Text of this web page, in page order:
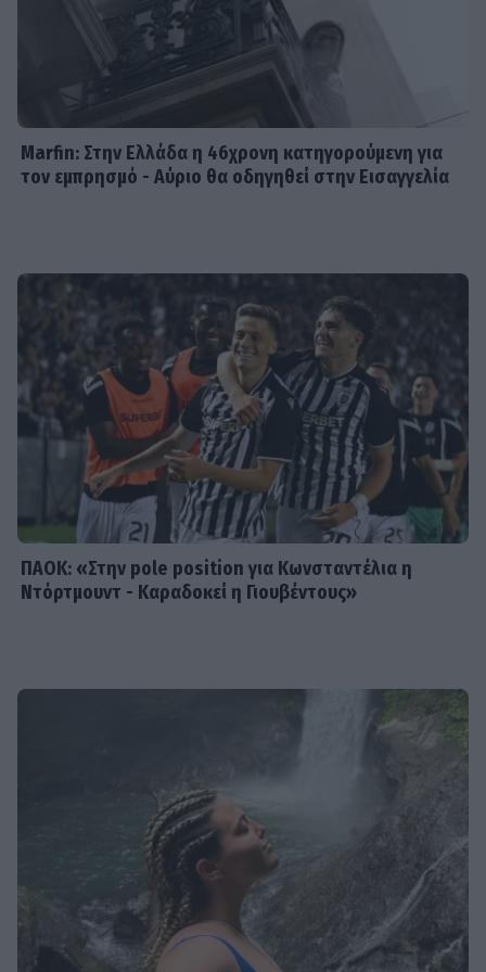
Μπαμπά, σ’ αγαπώ spoiler: Η Βιργινία
της Ελλάδας…»: Χαμός στα σχόλια με
την ΑΙ φωτό που πόσταρε
MEDIA
Δυο μαύρα πουκάμισα: Κυκλοφόρησε
το πρώτο trailer της νέας
δραματικής σειράς του MEGA
Marfin: Στην Ελλάδα η 46χρονη κατηγορούμενη για
τον εμπρησμό - Αύριο θα οδηγηθεί στην Εισαγγελία
ΠΑΟΚ: «Στην pole position για Κωνσταντέλια η
Ντόρτμουντ - Καραδοκεί η Γιουβέντους»